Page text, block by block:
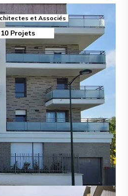
et Associés
10 Projets